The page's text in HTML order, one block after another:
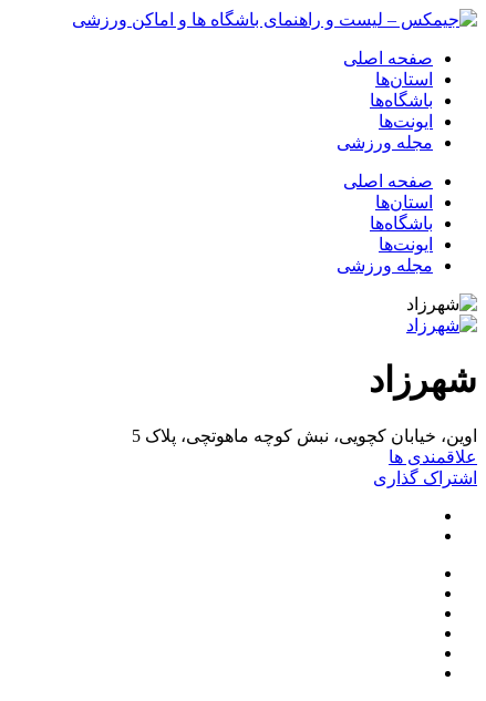
صفحه اصلی
استان‌ها
باشگاه‌ها
ایونت‌ها
مجله ورزشی
صفحه اصلی
استان‌ها
باشگاه‌ها
ایونت‌ها
مجله ورزشی
شهرزاد
اوین، خیابان کچویی، نبش کوچه ماهوتچی، پلاک 5
علاقمندی ها
اشتراک گذاری